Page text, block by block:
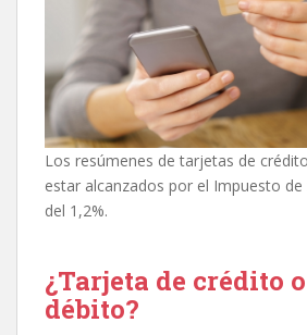
Los resúmenes de tarjetas de
estar alcanzados por el Impuesto de
del 1,2%.
¿Tarjeta de crédito
débito?